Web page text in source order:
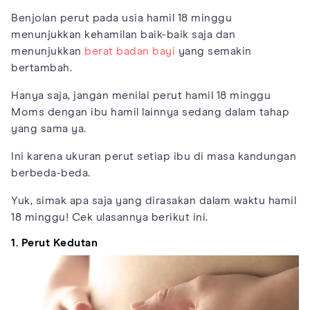
Benjolan perut pada usia hamil 18 minggu
menunjukkan kehamilan baik-baik saja dan
menunjukkan berat badan bayi yang semakin
bertambah.
Hanya saja, jangan menilai perut hamil 18 minggu
Moms dengan ibu hamil lainnya sedang dalam tahap
yang sama ya.
Ini karena ukuran perut setiap ibu di masa kandungan
berbeda-beda.
Yuk, simak apa saja yang dirasakan dalam waktu hamil
18 minggu! Cek ulasannya berikut ini.
1. Perut Kedutan